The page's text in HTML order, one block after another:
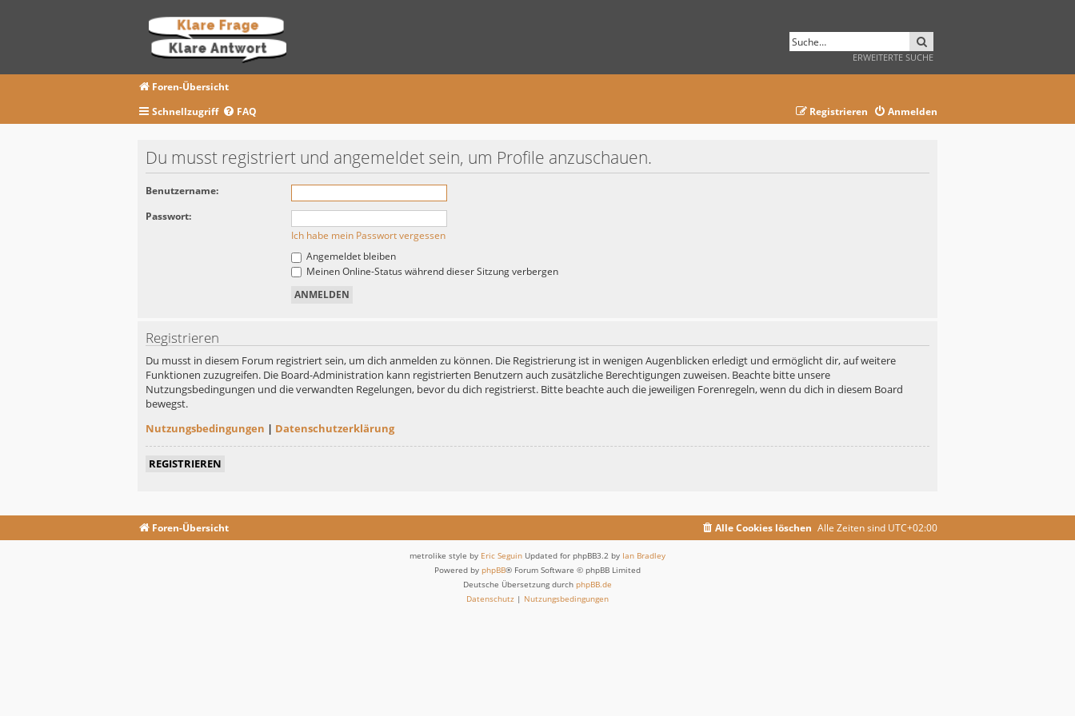
ERWEITERTE SUCHE
Foren-Übersicht
Schnellzugriff
FAQ Anmelden
Registrieren
Du musst registriert und angemeldet sein, um Profile anzuschauen.
Benutzername:
Passwort:
Ich habe mein Passwort vergessen
Angemeldet bleiben
Meinen Online-Status während dieser Sitzung verbergen
Registrieren
Du musst in diesem Forum registriert sein, um dich anmelden zu können. Die Registrierung ist in wenigen Augenblicken erledigt und ermöglicht dir, auf weitere
Funktionen zuzugreifen. Die Board-Administration kann registrierten Benutzern auch zusätzliche Berechtigungen zuweisen. Beachte bitte unsere
Nutzungsbedingungen und die verwandten Regelungen, bevor du dich registrierst. Bitte beachte auch die jeweiligen Forenregeln, wenn du dich in diesem Board
bewegst.
Nutzungsbedingungen | Datenschutzerklärung
REGISTRIEREN
Foren-Übersicht Alle Zeiten sind UTC+02:00
Alle Cookies löschen
metrolike style by Eric Seguin Updated for phpBB3.2 by Ian Bradley
Powered by phpBB® Forum Software © phpBB Limited
Deutsche Übersetzung durch phpBB.de
Datenschutz | Nutzungsbedingungen